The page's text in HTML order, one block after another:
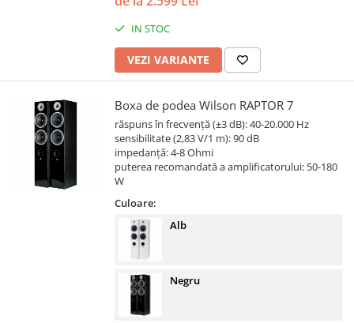
IN STOC
VEZI VARIANTE
Boxa de podea Wilson RAPTOR 7
răspuns în frecvență (±3 dB): 40-20.000 Hz
sensibilitate (2,83 V/1 m): 90 dB
impedanță: 4-8 Ohmi
puterea recomandată a amplificatorului: 50-180
W
Culoare:
Alb
Negru